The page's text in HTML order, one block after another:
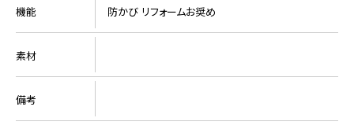
機能 防かび リフォームお奨め
素材
備考